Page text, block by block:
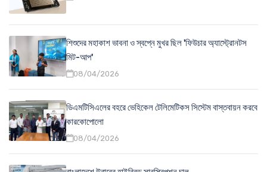
শিশুদের মহাকাশ ভাবনা ও স্বপ্নে মুখর ছিল 'ফিউচার অ্যাস্ট্রোনটস
মিট-আপ'
08/04/2026
ডিএমটিসিএলের বহরে ভেহিকেল টেলিমেটিকস সিস্টেম বাস্তবায়ন করবে
কারকোপোলো
08/04/2026